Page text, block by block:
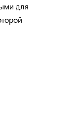
для